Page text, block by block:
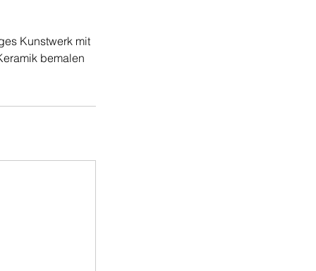
Kunstwerk mit
bemalen